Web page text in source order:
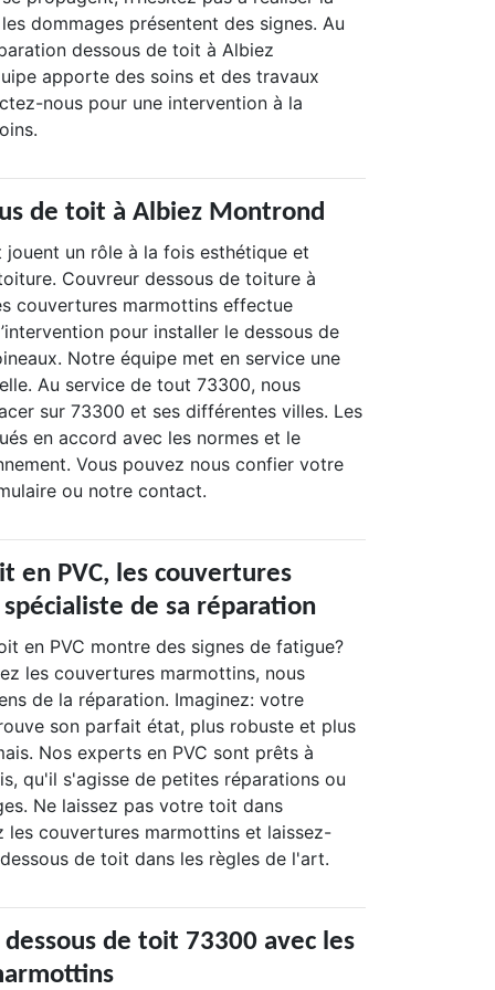
dommages présentent des signes. Au
dessous de toit à Albiez
apporte des soins et des travaux
nous pour une intervention à la
de toit à Albiez Montrond
jouent un rôle à la fois esthétique et
Couvreur dessous de toiture à
couvertures marmottins effectue
pour installer le dessous de
Notre équipe met en service une
Au service de tout 73300, nous
sur 73300 et ses différentes villes. Les
en accord avec les normes et le
Vous pouvez nous confier votre
ou notre contact.
en PVC, les couvertures
de sa réparation
en PVC montre des signes de fatigue?
les couvertures marmottins, nous
de la réparation. Imaginez: votre
son parfait état, plus robuste et plus
Nos experts en PVC sont prêts à
qu'il s'agisse de petites réparations ou
Ne laissez pas votre toit dans
les couvertures marmottins et laissez-
de toit dans les règles de l'art.
de toit 73300 avec les